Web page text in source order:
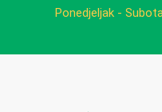
Ponedjeljak -